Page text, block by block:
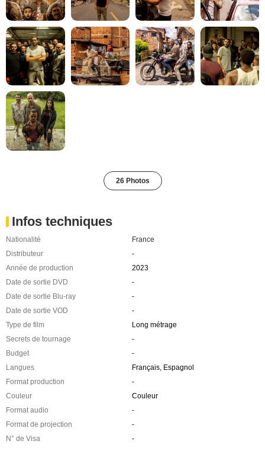
26 Photos
Infos techniques
Nationalité
France
Distributeur
-
Année de production
2023
Date de sortie DVD
-
Date de sortie Blu-ray
-
Date de sortie VOD
-
Type de film
Long métrage
Secrets de tournage
-
Budget
-
Langues
Français, Espagnol
Format production
-
Couleur
Couleur
Format audio
-
Format de projection
-
N° de Visa
-